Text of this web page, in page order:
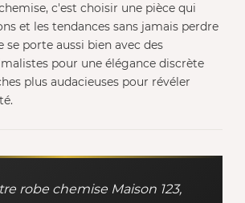
c'est choisir une pièce qui
et les tendances sans jamais perdre
se porte aussi bien avec des
pour une élégance discrète
plus audacieuses pour révéler
robe chemise Maison 123,